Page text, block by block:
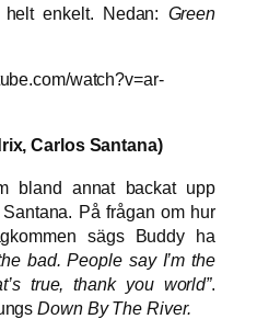
enkelt. Nedan: Green
watch?v=ar-
Carlos Santana)
bland annat backat upp
På frågan om hur
sägs Buddy ha
bad. People say I’m the
true, thank you world”.
Down By The River.